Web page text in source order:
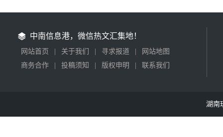
中南信息港，微信热文汇集地！
网站首页 关于我们 寻求报道
网站地图
商务合作
投稿须知 版权申明 联系我们
湖南